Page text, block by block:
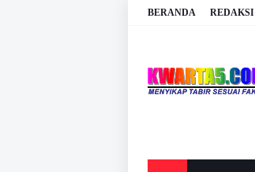
BERANDA REDAKSI